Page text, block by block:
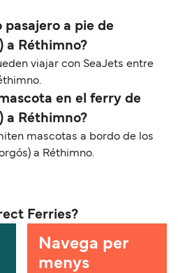
pasajero a pie de
a Réthimno?
viajar con SeaJets entre
en el ferry de
a Réthimno?
mascotas a bordo de los
a Réthimno.
Ferries?
Navega per
menys